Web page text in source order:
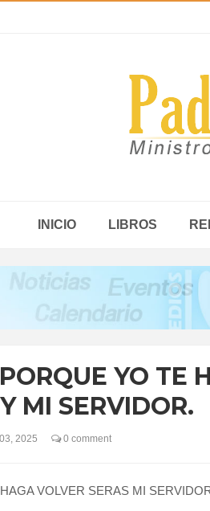
INICIO LIBROS
YO TE
MI SERVIDOR.
2025 0 comment
VOLVER SERAS MI